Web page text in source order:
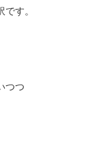
す。
つつ